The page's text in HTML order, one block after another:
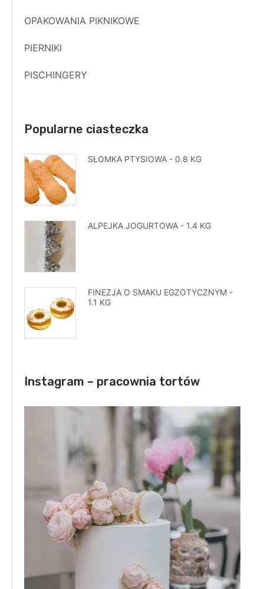
OPAKOWANIA PIKNIKOWE
PIERNIKI
PISCHINGERY
Popularne ciasteczka
SŁOMKA PTYSIOWA - 0.8 KG
ALPEJKA JOGURTOWA - 1.4 KG
FINEZJA O SMAKU EGZOTYCZNYM -
1.1 KG
Instagram – pracownia tortów